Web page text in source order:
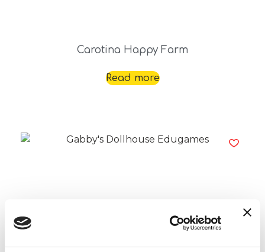
Carotina Happy Farm
Read more